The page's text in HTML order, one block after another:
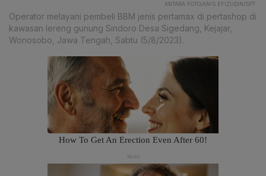
ANTARA FOTO/ANIS EFIZUDIN/SPT.
Operator melayani pembeli BBM jenis pertamax di pertashop di
kawasan lereng gunung Sindoro Desa Sigedang, Kejajar,
Wonosobo, Jawa Tengah, Sabtu (5/8/2023).